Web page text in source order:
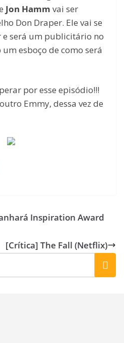
Jon Hamm vai ser
Don Draper. Ele vai se
e será um publicitário no
esboço de como será
por esse episódio!!!
Emmy, dessa vez de
Inspiration Award
[Crítica] The Fall (Netflix)